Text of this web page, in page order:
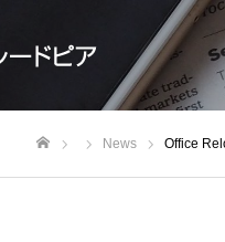
News Office